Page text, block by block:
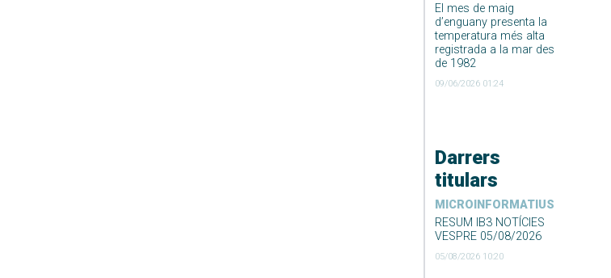
El mes de maig
d’enguany presenta la
temperatura més alta
registrada a la mar des
de 1982
09/06/2026 01:24
Darrers
titulars
MICROINFORMATIUS
RESUM IB3 NOTÍCIES
VESPRE 05/08/2026
05/08/2026 10:20